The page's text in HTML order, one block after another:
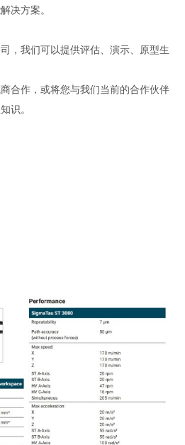
决方案。
，我们可以提供评估、演示、原型生
合作，或将您与我们当前的合作伙伴
识。